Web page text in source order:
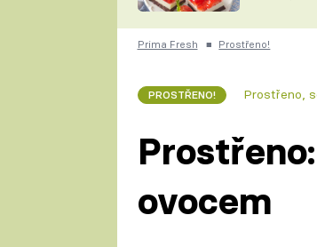
Prima Fresh ■ Prostřeno!
PROSTŘENO! Prostřeno,
ovocem